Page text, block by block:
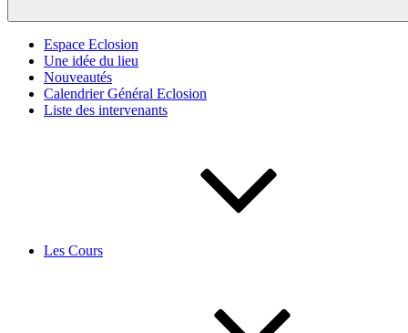
Espace Eclosion
Une idée du lieu
Nouveautés
Calendrier Général Eclosion
Liste des intervenants
Les Cours